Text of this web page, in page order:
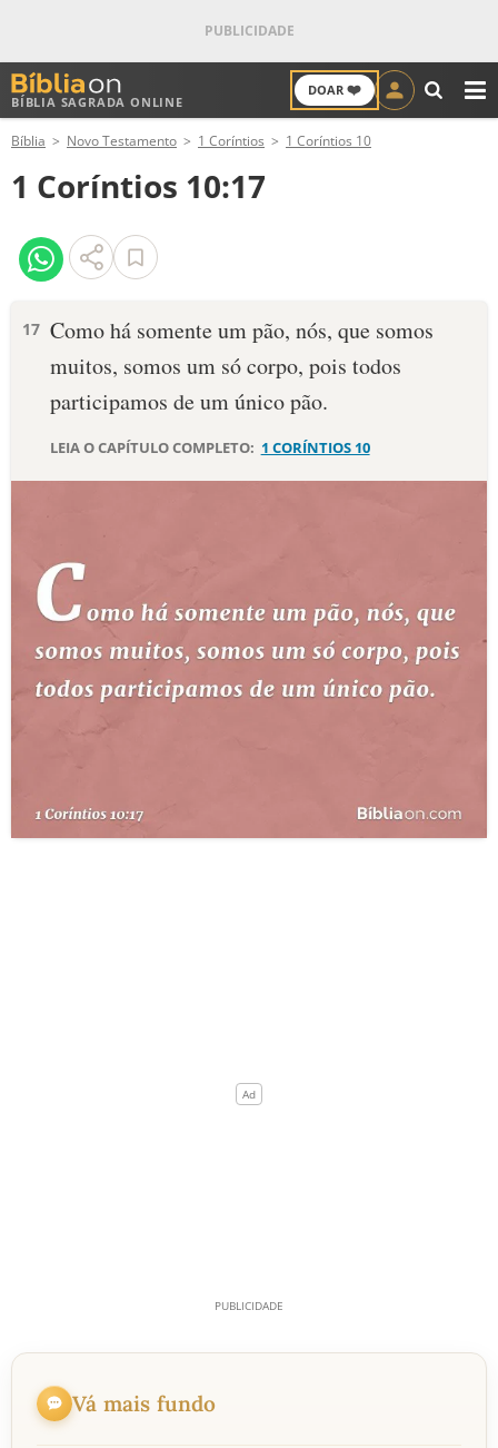
BÍBLIA SAGRADA ONLINE
DOAR ❤️
ANTIGO TESTAMENTO
NOVO TESTAMENTO
VERSÍCULOS
PALAVRA DO DIA
DEVOCIONAL DIÁRIO
ESTUDOS BÍBLICOS
ESBOÇOS DE PREGAÇÃO
TERMO BÍBLICO
Bíblia Novo Testamento 1 Coríntios 1 Coríntios 10
1 Coríntios 10:17
17 Como há somente um pão, nós, que somos
muitos, somos um só corpo, pois todos
participamos de um único pão.
LEIA O CAPÍTULO COMPLETO: 1 CORÍNTIOS 10
Vá mais fundo